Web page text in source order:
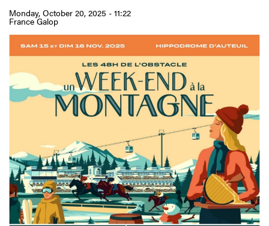
Monday, October 20, 2025 - 11:22
France Galop